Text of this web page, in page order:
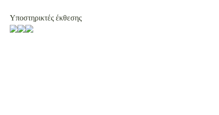
Υποστηρικτές έκθεσης